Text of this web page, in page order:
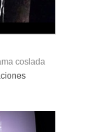
coslada